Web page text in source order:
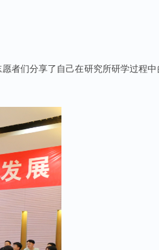
者们分享了自己在研究所研学过程中